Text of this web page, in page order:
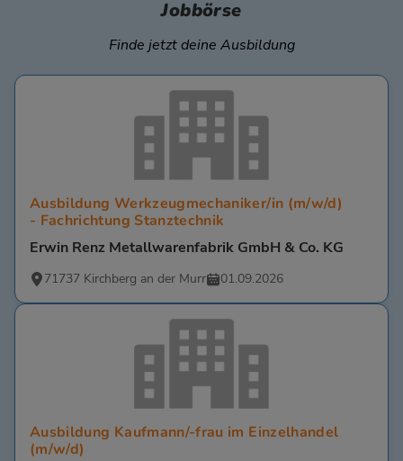
Jobbörse
Finde jetzt deine Ausbildung
Ausbildung Werkzeugmechaniker/in (m/w/d)
- Fachrichtung Stanztechnik
Erwin Renz Metallwarenfabrik GmbH & Co. KG
71737 Kirchberg an der Murr 01.09.2026
Ausbildung Kaufmann/-frau im Einzelhandel
(m/w/d)